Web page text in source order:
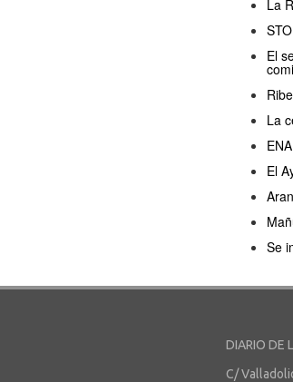
La
El
La
El
Se
DIARIO DE
C/